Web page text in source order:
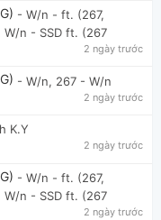
- W/n - ft. (267,
W/n - SSD ft. (267
2 ngày trước
- W/n, 267 - W/n
2 ngày trước
K.Y
2 ngày trước
- W/n - ft. (267,
W/n - SSD ft. (267
2 ngày trước